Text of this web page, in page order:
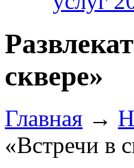
сквере»
Главная →
«Встречи в